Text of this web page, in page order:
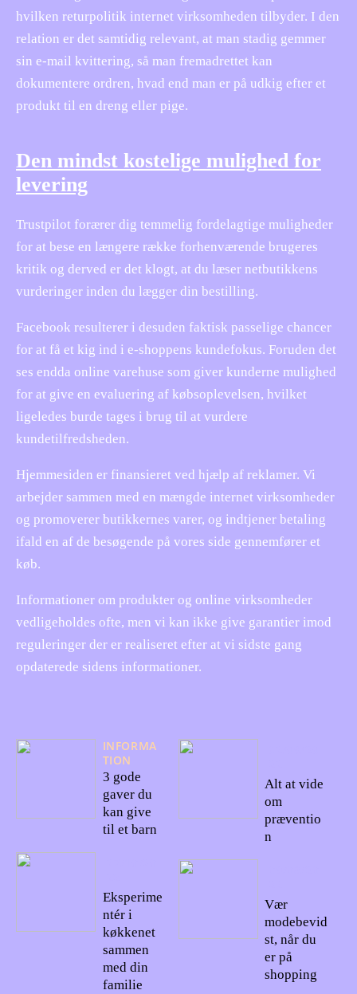
hvilken returpolitik internet virksomheden tilbyder. I den
relation er det samtidig relevant, at man stadig gemmer
sin e-mail kvittering, så man fremadrettet kan
dokumentere ordren, hvad end man er på udkig efter et
produkt til en dreng eller pige.
Den mindst kostelige mulighed for
levering
Trustpilot forærer dig temmelig fordelagtige muligheder
for at bese en længere række forhenværende brugeres
kritik og derved er det klogt, at du læser netbutikkens
vurderinger inden du lægger din bestilling.
Facebook resulterer i desuden faktisk passelige chancer
for at få et kig ind i e-shoppens kundefokus. Foruden det
ses endda online varehuse som giver kunderne mulighed
for at give en evaluering af købsoplevelsen, hvilket
ligeledes burde tages i brug til at vurdere
kundetilfredsheden.
Hjemmesiden er finansieret ved hjælp af reklamer. Vi
arbejder sammen med en mængde internet virksomheder
og promoverer butikkernes varer, og indtjener betaling
ifald en af de besøgende på vores side gennemfører et
køb.
Informationer om produkter og online virksomheder
vedligeholdes ofte, men vi kan ikke give garantier imod
reguleringer der er realiseret efter at vi sidste gang
opdaterede sidens informationer.
INFORMA
TION
3 gode
gaver du
kan give
til et barn
Eksperime
ntér i
køkkenet
sammen
med din
familie
Alt at vide
om
præventio
n
Vær
modebevid
st, når du
er på
shopping